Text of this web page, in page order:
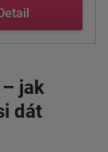
jak
dát